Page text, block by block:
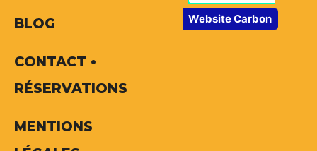
BLOG
CONTACT •
RÉSERVATIONS
MENTIONS
Website Carbon